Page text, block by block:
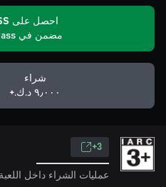
احصل على GAME PASS
مضمن في PC Game Pass
شراء
٩٫٠٠٠ د.ك.‏+
3+
عمليات الشراء داخل اللعبة